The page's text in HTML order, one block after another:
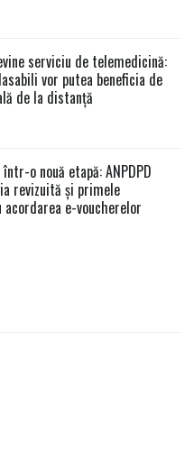
serviciu de telemedicină:
vor putea beneficia de
de la distanță
o nouă etapă: ANPDPD
revizuită și primele
e-voucherelor